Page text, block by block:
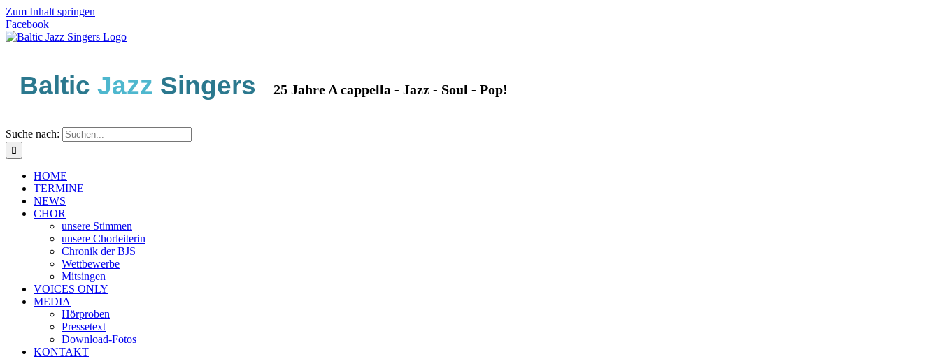
Zum Inhalt springen
Facebook
Baltic Jazz Singers 25 Jahre A cappella - Jazz - Soul - Pop!
Suche nach:
HOME
TERMINE
NEWS
CHOR
unsere Stimmen
unsere Chorleiterin
Chronik der BJS
Wettbewerbe
Mitsingen
VOICES ONLY
MEDIA
Hörproben
Pressetext
Download-Fotos
KONTAKT